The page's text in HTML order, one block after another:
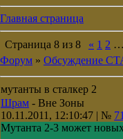
Главная страница
Страница 8 из 8 « 1 2 …
Форум » Обсуждение
мутанты в сталкер 2
Шрам - Вне Зоны
10.11.2011, 12:10:47 | № 71
Мутанта 2-3 может новых